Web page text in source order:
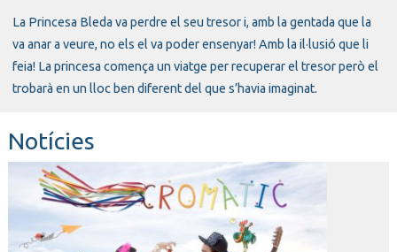
La Princesa Bleda va perdre el seu tresor i, amb la gentada que la
va anar a veure, no els el va poder ensenyar! Amb la il·lusió que li
feia! La princesa comença un viatge per recuperar el tresor però el
trobarà en un lloc ben diferent del que s’havia imaginat.
Notícies